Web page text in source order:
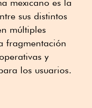
mexicano es la
sus distintos
múltiples
fragmentación
y
los usuarios.